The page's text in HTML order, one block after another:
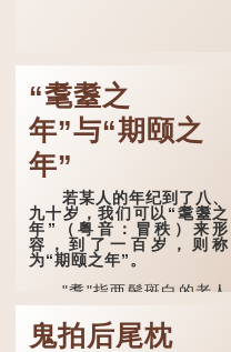
“耄耋之
年”与“期颐之
年”
若某人的年纪到了八、
九十岁，我们可以“耄耋之
年”（粤音：冒秩）来形
容，到了一百岁，则称
为“期颐之年”。
"耄"指两鬓斑白的老人
家，亦含有思想紊乱的意
思；"耋"更有跌倒的意思，
也是用来形容老人家的。
鬼拍后尾枕